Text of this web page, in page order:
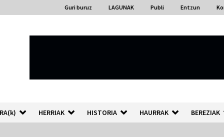
Guri buruz LAGUNAK Publi Entzun
HERRIAK HISTORIA HAURRAK BEREZIAK